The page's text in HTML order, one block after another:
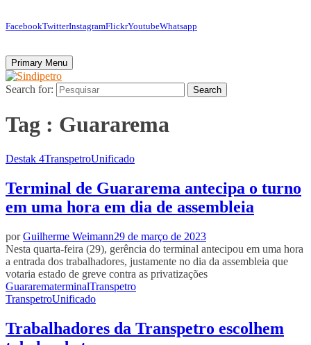
FacebookTwitterInstagramFlickrYoutubeWhatsapp
Primary Menu
Search for: Search
Tag : Guararema
Destak 4TranspetroUnificado
Terminal de Guararema antecipa o turno
em uma hora em dia de assembleia
porGuilherme Weimann29 de março de 2023
Nesta quarta-feira (29), gerência do terminal antecipou em uma hora
a entrada dos trabalhadores, justamente no dia da assembleia que
votaria estado de greve contra as privatizações
GuararematerminalTranspetro
TranspetroUnificado
Trabalhadores da Transpetro escolhem